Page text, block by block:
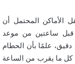
الأماكن المحتمل أن
قبل ساعتين من موعد
علمًا بأن الحطام
كل ما يقرب من الساعة